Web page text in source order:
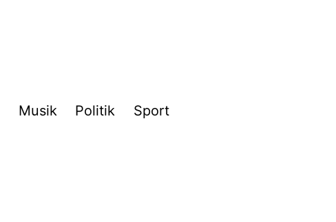
Musik Politik Sport